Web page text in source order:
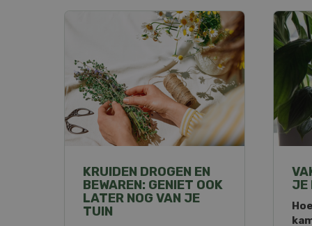
KRUIDEN DROGEN EN
BEWAREN: GENIET OOK
LATER NOG VAN JE
TUIN
JE